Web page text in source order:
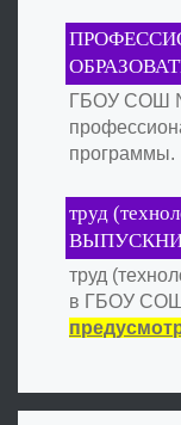
ГБОУ СОШ
программы.
труд
труд
в ГБОУ СОШ